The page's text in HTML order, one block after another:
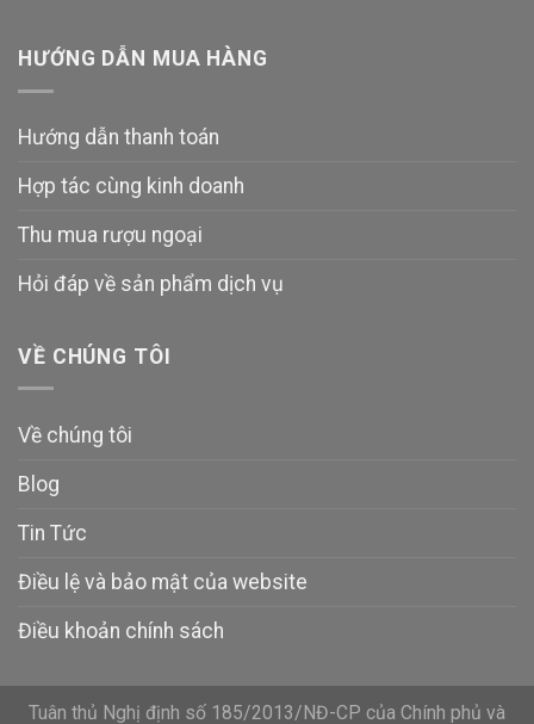
HƯỚNG DẪN MUA HÀNG
Hướng dẫn thanh toán
Hợp tác cùng kinh doanh
Thu mua rượu ngoại
Hỏi đáp về sản phẩm dịch vụ
VỀ CHÚNG TÔI
Về chúng tôi
Blog
Tin Tức
Điều lệ và bảo mật của website
Điều khoản chính sách
Tuân thủ Nghị định số 185/2013/NĐ-CP của Chính phủ và